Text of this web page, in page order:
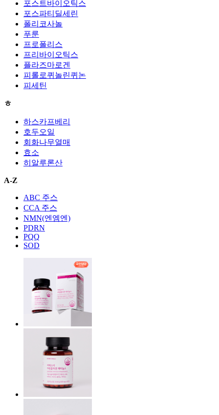
포스트바이오틱스
포스파티딜세린
폴리코사놀
푸룬
프로폴리스
프리바이오틱스
플라즈마로겐
피롤로퀴놀린퀴논
피세틴
ㅎ
하스카프베리
호두오일
회화나무열매
효소
히알루론산
A-Z
ABC 주스
CCA 주스
NMN(엔엠엔)
PDRN
PQQ
SOD